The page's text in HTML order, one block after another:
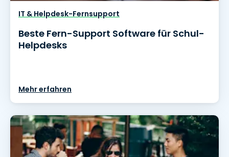
IT & Helpdesk-Fernsupport
Beste Fern-Support Software für Schul-
Helpdesks
Mehr erfahren